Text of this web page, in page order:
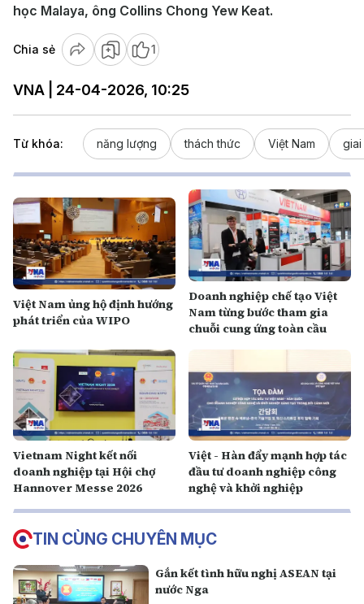
học Malaya, ông Collins Chong Yew Keat.
Chia sẻ 1
VNA | 24-04-2026, 10:25
Từ khóa: năng lượng thách thức Việt Nam giai
Việt Nam ủng hộ định hướng
phát triển của WIPO
Doanh nghiệp chế tạo Việt
Nam từng bước tham gia
chuỗi cung ứng toàn cầu
Vietnam Night kết nối
doanh nghiệp tại Hội chợ
Hannover Messe 2026
Việt - Hàn đẩy mạnh hợp tác
đầu tư doanh nghiệp công
nghệ và khởi nghiệp
TIN CÙNG CHUYÊN MỤC
Gắn kết tình hữu nghị ASEAN tại
nước Nga